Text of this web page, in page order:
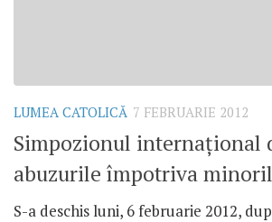
LUMEA CATOLICĂ 7 FEBRUARIE 2012
Simpozionul internaţional
abuzurile împotriva
S-a deschis luni, 6 februarie 2012,